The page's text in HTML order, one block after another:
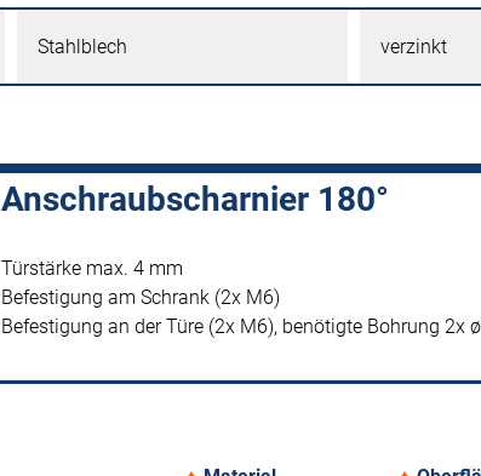
Stahlblech verzinkt
Anschraubscharnier 180°
Türstärke max. 4 mm
Befestigung am Schrank (2x M6)
Befestigung an der Türe (2x M6), benötigte Bohrung 2x